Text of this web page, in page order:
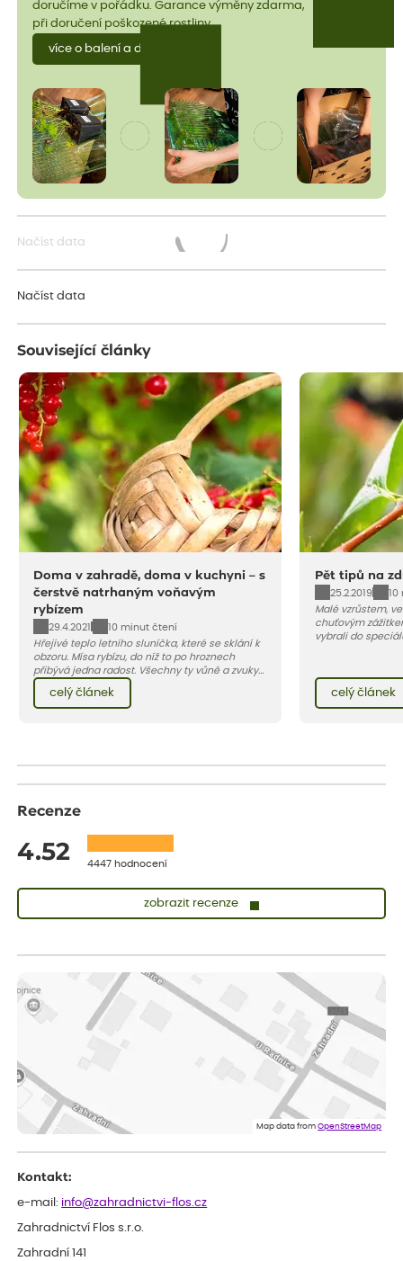
doručíme v pořádku. Garance výměny zdarma,
při doručení poškozené rostliny.
více o balení a dopravě
Načíst data
Načíst data
Související články
Doma v zahradě, doma v kuchyni – s
čerstvě natrhaným voňavým
rybízem
29.4.2021
10 minut čtení
Hřejivé teplo letního sluníčka, které se sklání k
obzoru. Mísa rybízu, do níž to po hroznech
přibývá jedna radost. Všechny ty vůně a zvuky
červencové zahrady. Sklizeň rybízu do kuchyně
vnese neuvěřitelný klid a radost. A taky trochu
bezstarostnosti dětství při mlsání babiččina
celý článek
Pět tipů na
25.2.2019
10
Malé vzrůstem,
chuťovým
vybrali do
u většiny
příštím roce.
celý článek
Recenze
4.52 4447 hodnocení
zobrazit recenze
vše v naprostém pořádku
ověřený nákup
Jana
Flos je nejlepší &#129321;
Map data fromOpenStreetMap
Kontakt:
e-mail: info@zahradnictvi-flos.cz
Zahradnictví Flos s.r.o.
Zahradní 141